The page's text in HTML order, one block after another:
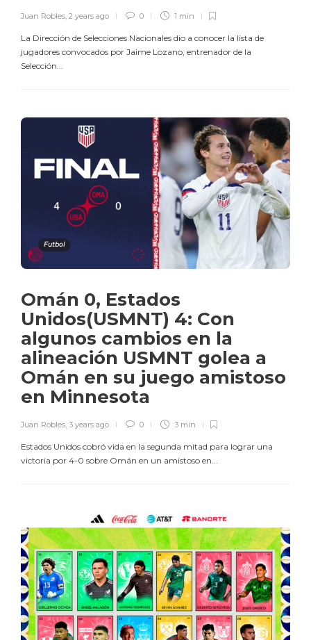
Juan Robles, 2 years ago 0 1 min
La Dirección de Selecciones Nacionales dio a conocer la lista de
jugadores convocados por Jaime Lozano, entrenador de la
Selección...
Futbol
Omán 0, Estados
Unidos(USMNT) 4: Con
algunos cambios en la
alineación USMNT golea a
Omán en su juego amistoso
en Minnesota
Juan Robles, 3 years ago 0 3 min
Estados Unidos cobró vida en la segunda mitad para lograr una
victoria por 4-0 sobre Omán en un amistoso en...